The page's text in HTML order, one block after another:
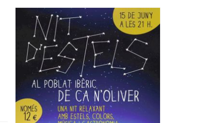
Ètica i Integritat
Retiment de Comptes
Accés a Informació Pública
Dades Obertes
Catàleg de Serveis i Tràmits
Entitats
Equipaments
Mercats Municipals
Webs Municipals